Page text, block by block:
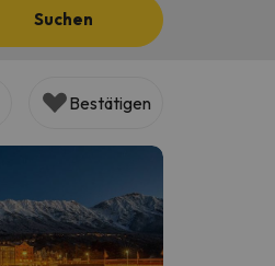
Suchen
Bestätigen